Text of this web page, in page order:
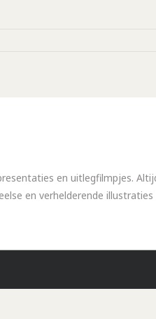
en uitlegfilmpjes.
en verhelderende